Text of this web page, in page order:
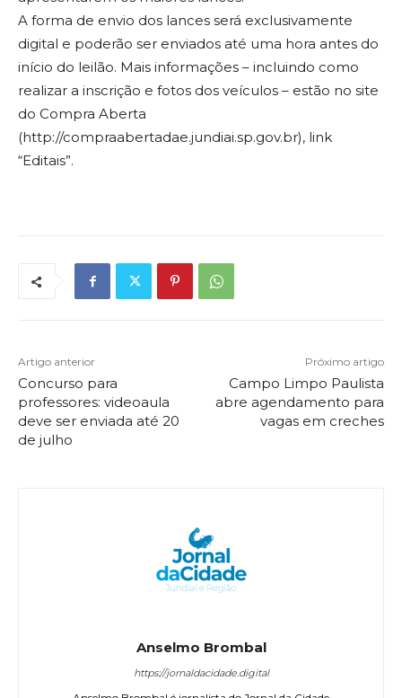
A forma de envio dos lances será exclusivamente
digital e poderão ser enviados até uma hora antes do
início do leilão. Mais informações – incluindo como
realizar a inscrição e fotos dos veículos – estão no site
do Compra Aberta
(http://compraabertadae.jundiai.sp.gov.br), link
“Editais”.
Artigo anterior
Concurso para
professores: videoaula
deve ser enviada até 20
de julho
Próximo artigo
Campo Limpo Paulista
abre agendamento para
vagas em creches
Anselmo Brombal
https://jornaldacidade.digital